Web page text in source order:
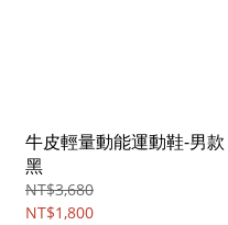
牛皮輕量動能運動鞋-男款
黑
NT$3,680
NT$1,800